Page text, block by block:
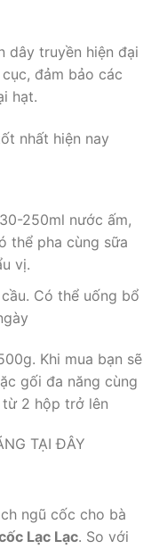
dây truyền hiện đại
đảm bảo các
hạt.
250ml nước ấm,
thể pha cùng sữa
vị.
Có thể uống bổ
Khi mua bạn sẽ
gối đa năng cùng
2 hộp trở lên
TẠI ĐÂY
ngũ cốc cho bà
Lạc Lạc. So với